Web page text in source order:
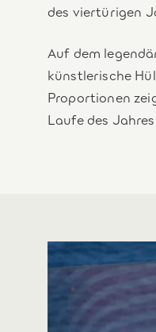
des viertürigen
Auf dem
künstlerische
Proportionen
Laufe des Jahres.